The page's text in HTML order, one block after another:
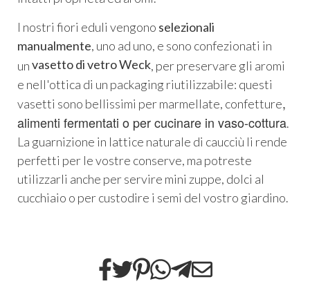
I nostri fiori eduli vengono selezionali
manualmente, uno ad uno, e sono confezionati in
unvasetto di vetro Weck, per preservare gli aromi
e nell'ottica di un packaging riutilizzabile: questi
vasetti sono bellissimi per marmellate, confetture,
alimenti fermentati o per cucinare in vaso-cottura.
La guarnizione in lattice naturale di caucciù li rende
perfetti per le vostre conserve, ma potreste
utilizzarli anche per servire mini zuppe, dolci al
cucchiaio o per custodire i semi del vostro giardino.